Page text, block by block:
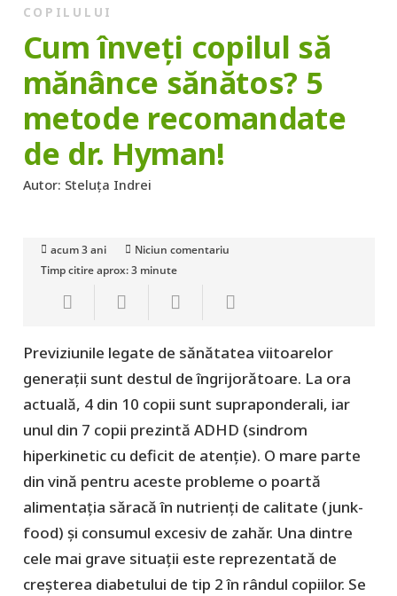
COPILULUI
Cum înveți copilul să
mănânce sănătos? 5
metode recomandate
de dr. Hyman!
Autor: Steluța Indrei
acum 3 ani
Niciun comentariu
Timp citire aprox: 3 minute
Previziunile legate de sănătatea viitoarelor
generații sunt destul de îngrijorătoare. La ora
actuală, 4 din 10 copii sunt supraponderali, iar
unul din 7 copii prezintă ADHD (sindrom
hiperkinetic cu deficit de atenție). O mare parte
din vină pentru aceste probleme o poartă
alimentația săracă în nutrienți de calitate (junk-
food) și consumul excesiv de zahăr. Una dintre
cele mai grave situații este reprezentată de
creșterea diabetului de tip 2 în rândul copiilor. Se